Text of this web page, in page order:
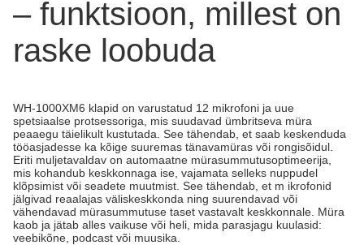
– funktsioon, millest on
raske loobuda
WH-1000XM6 klapid on varustatud 12 mikrofoni ja uue
spetsiaalse protsessoriga, mis suudavad ümbritseva müra
peaaegu täielikult kustutada. See tähendab, et saab keskenduda
tööasjadesse ka kõige suuremas tänavamüras või rongisõidul.
Eriti muljetavaldav on automaatne mürasummutusoptimeerija,
mis kohandub keskkonnaga ise, vajamata selleks nuppudel
klõpsimist või seadete muutmist. See tähendab, et m ikrofonid
jälgivad reaalajas väliskeskkonda ning suurendavad või
vähendavad mürasummutuse taset vastavalt keskkonnale. Müra
kaob ja jätab alles vaikuse või heli, mida parasjagu kuulasid:
veebikõne, podcast või muusika.